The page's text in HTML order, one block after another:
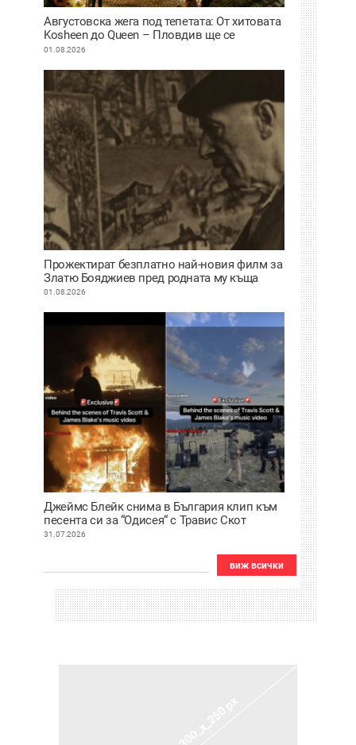
Августовска жега под тепетата: От хитовата
Kosheen до Queen – Пловдив ще се
забавлява
01.08.2026
Прожектират безплатно най-новия филм за
Златю Бояджиев пред родната му къща
01.08.2026
Джеймс Блейк снима в България клип към
песента си за “Одисея“ с Травис Скот
31.07.2026
виж всички